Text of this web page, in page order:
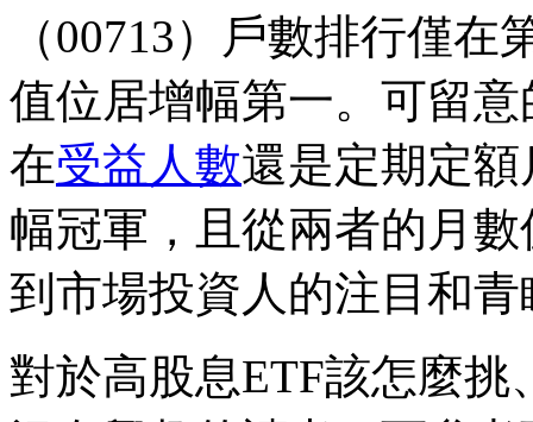
（00713）戶數排行僅
值位居增幅第一。可留
在受益人數還是定期定
幅冠軍，且從兩者的月
到市場投資人的注目和青
對於高股息ETF該怎麼